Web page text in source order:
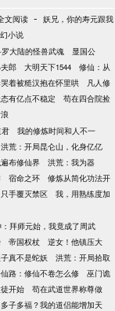
文阅读 - 妖兄，你的寿元跟我
小说
大陆的怪兽武魂
显国公
郎 大明天下1544
修仙：从
着被糙汉抱在怀里哄
凡人修
有亿点不稳定
苟在四合院捡
我的修炼时间和人不一
洪荒：开局昆仑山，化身亿亿
布修仙界
洪荒：我为器
宿命之环
修炼从简化功法开
手覆灭禁区
我，用熟练度加
拜师元始，我竟成了周武
帝国权杖
逆女！他镇压大
真不是蛇妖
洪荒：开局拾取
路：修仙不卷怎么修
巫门诡
开始
苟在武道世界称尊做
多子多福？我的道侣能增加天